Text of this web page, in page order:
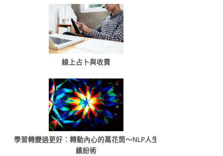
線上占卜與收費
學習轉變過更好：轉動內心的萬花筒～NLP人生
繽紛術